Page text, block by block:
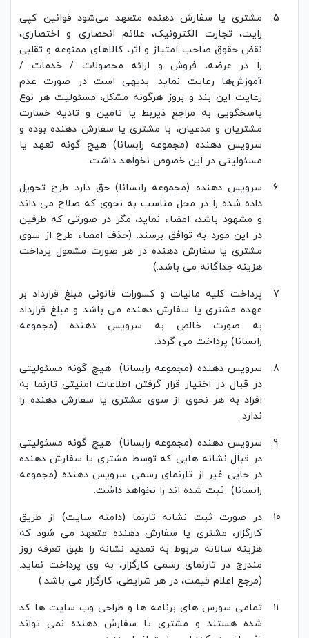
مشتری یا سفارش دهنده متعهد می‌شود قوانین کپی
رایت، تجارت الکترونیک، علائم انحصاری و اختصاری،
نقض حقوق صاحب امتیاز و اثر، کالاهای ممنوعه و تقلبی
را در عرضه، فروش و ارائه محصولات / خدمات /
آموزش‌ها رعایت نماید. بدیهی است در صورت عدم
رعایت این بند و بروز هرگونه مشکل، مسئولیت هر نوع
پاسخگویی به مراجع ذیربط یا تامین و تادیه خسارت
مشتریان و مدعیان، با مشتری یا سفارش دهنده بوده و
سرویس دهنده (مجموعه رابسانا) هیچ گونه تعهد یا
مسئولیتی در این خصوص نخواهد داشت.
سرویس دهنده (مجموعه رابسانا) حق دارد طرح تحویل
داده شده را در محل مناسب به نحوی که صلاح می داند
و مشهود باشد، امضاء نماید، مگر در صورتی که طرفین
در این مورد به توافق برسند. (حذف امضاء طرح از سوی
مشتری یا سفارش دهنده در هر صورت مشمول پرداخت
هزینه جداگانه می باشد.)
پرداخت کلیه مالیات و کسورات قانونی مبلغ قرارداد بر
عهده مشتری یا سفارش دهنده می باشد و مبلغ قرارداد
به صورت خالص به سرویس دهنده (مجموعه
رابسانا) پرداخت می گردد.
سرویس دهنده (مجموعه رابسانا) هیچ گونه مسئولیتی
در قبال در اختیار قرار گرفتن اطلاعات امنیتی تارنما به
افراد به هر نحوی از سوی مشتری یا سفارش دهنده را
ندارد.
سرویس دهنده (مجموعه رابسانا) هیچ گونه مسئولیتی
در قبال نشانه هایی که توسط مشتری یا سفارش دهنده
در جایی غیر از تارنمای رسمی سرویس دهنده (مجموعه
رابسانا) ثبت شده اند را نخواهد داشت.
در صورت ثبت نشانه تارنما (دامنه سایت) از طریق
کارگزار، مشتری یا سفارش دهنده متعهد می شود که
هزینه سالانه مربوط به تمدید نشانه را طبق تعرفه روز
مندرج در تارنمای رسمی کارگزار، به وی پرداخت نماید.
(مرجع اعلام قیمت، در هر شرایطی، کارگزار می باشد.)
تمامی سورس های برنامه ها و طراحی وب سایت ها کد
شده هستند و مشتری یا سفارش دهنده نمی تواند